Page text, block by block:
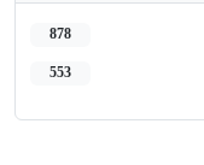
878
553